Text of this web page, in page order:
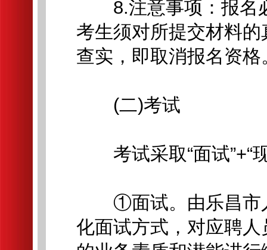
8.注意事项：报名
考生须对所提交材料
查实，即取消报名资格
(二)考试
考试采取“面试”+“
①面试。由乐昌市人
化面试方式，对应聘